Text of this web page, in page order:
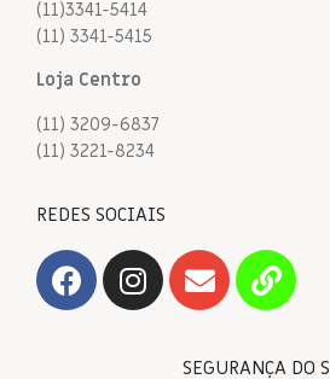
(11)3341-5414
(11) 3341-5415
Loja Centro
(11) 3209-6837
(11) 3221-8234
REDES SOCIAIS
SEGURANÇA DO